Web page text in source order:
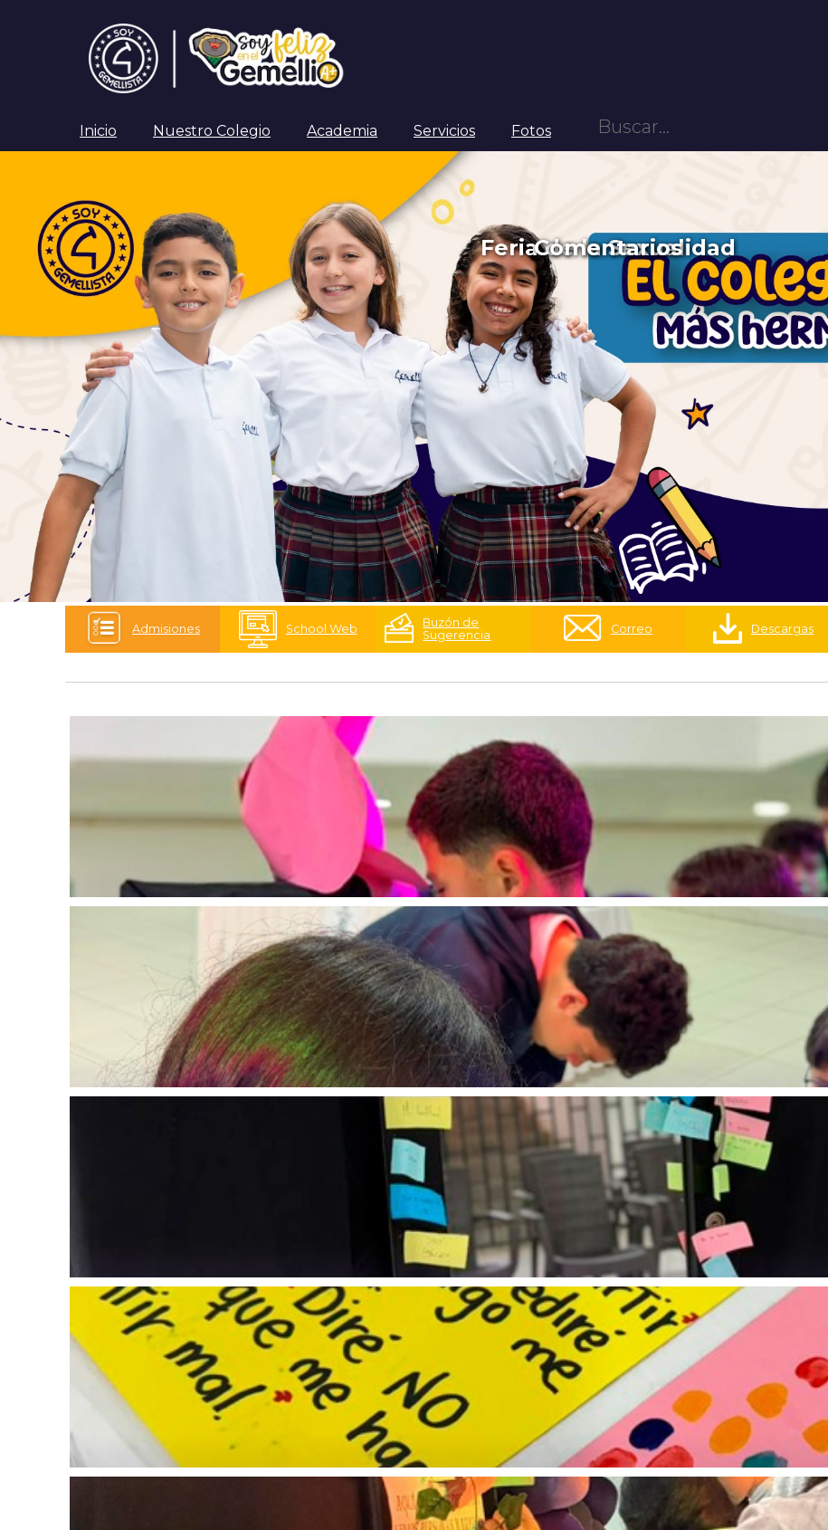
Inicio Nuestro Colegio Academia Servicios Fotos
Admisiones School Web
Buzón de
Sugerencia
Correo Descargas
Feria de la Sexualidad
2026-05-25
Comentarios